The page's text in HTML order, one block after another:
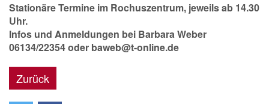
Stationäre Termine im Rochuszentrum, jeweils ab 14.30
Uhr.
Infos und Anmeldungen bei Barbara Weber
06134/22354 oder baweb@t-online.de
Zurück